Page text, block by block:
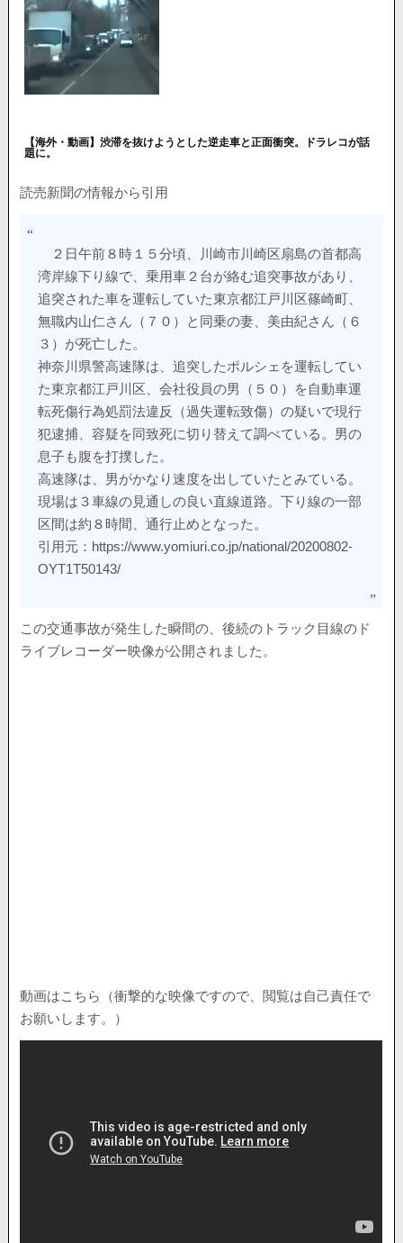
【海外・動画】渋滞を抜けようとした逆走車と正面衝突。ドラレコが話
題に。
読売新聞の情報から引用
２日午前８時１５分頃、川崎市川崎区扇島の首都高
湾岸線下り線で、乗用車２台が絡む追突事故があり、
追突された車を運転していた東京都江戸川区篠崎町、
無職内山仁さん（７０）と同乗の妻、美由紀さん（６
３）が死亡した。
神奈川県警高速隊は、追突したポルシェを運転してい
た東京都江戸川区、会社役員の男（５０）を自動車運
転死傷行為処罰法違反（過失運転致傷）の疑いで現行
犯逮捕、容疑を同致死に切り替えて調べている。男の
息子も腹を打撲した。
高速隊は、男がかなり速度を出していたとみている。
現場は３車線の見通しの良い直線道路。下り線の一部
区間は約８時間、通行止めとなった。
引用元：https://www.yomiuri.co.jp/national/20200802-
OYT1T50143/
この交通事故が発生した瞬間の、後続のトラック目線のド
ライブレコーダー映像が公開されました。
動画はこちら（衝撃的な映像ですので、閲覧は自己責任で
お願いします。）